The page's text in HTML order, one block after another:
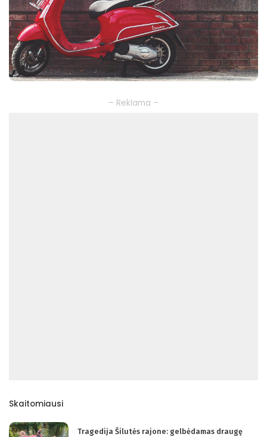
– Reklama –
Skaitomiausi
Tragedija Šilutės rajone: gelbėdamas draugę